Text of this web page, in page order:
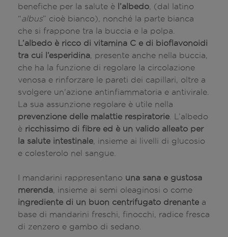
benefiche per la salute è l’albedo , (dal latino
“albus” cioè bianco), nonché la parte bianca
che si frappone tra la buccia e la polpa.
L’albedo è ricco di vitamina C e di bioflavonoidi
tra cui l’esperidina , presente anche nella buccia,
che ha la funzione di regolare la circolazione
venosa e rinforzare le pareti dei capillari, oltre a
svolgere un'azione antinfiammatoria e antivirale.
La sua assunzione regolare è utile nella
prevenzione delle malattie respiratorie . L’albedo
è ricchissimo di fibre ed è un valido alleato per
la salute intestinale , insieme ai livelli di glucosio
e colesterolo nel sangue.
I mandarini rappresentano una sana e gustosa
merenda , insieme ai semi oleaginosi o come
ingrediente di un buon centrifugato drenante a
base di mandarini freschi, finocchi, radice fresca
di zenzero e gambo di sedano.